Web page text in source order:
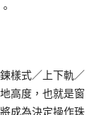
樣式／上下軌／
高度，也就是窗
成為決定操作珠